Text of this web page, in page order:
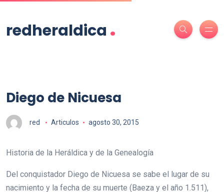
redheraldica .
Diego de Nicuesa
red Articulos agosto 30, 2015
Historia de la Heráldica y de la Genealogía
Del conquistador Diego de Nicuesa se sabe el lugar de su
nacimiento y la fecha de su muerte (Baeza y el año 1.511),